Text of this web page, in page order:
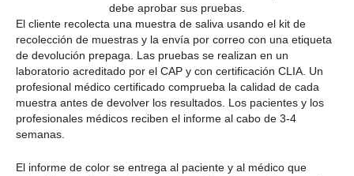
debe aprobar sus pruebas.
El cliente recolecta una muestra de saliva usando el kit de
recolección de muestras y la envía por correo con una etiqueta
de devolución prepaga. Las pruebas se realizan en un
laboratorio acreditado por el CAP y con certificación CLIA. Un
profesional médico certificado comprueba la calidad de cada
muestra antes de devolver los resultados. Los pacientes y los
profesionales médicos reciben el informe al cabo de 3-4
semanas.
El informe de color se entrega al paciente y al médico que